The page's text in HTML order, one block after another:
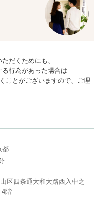
だくためにも、
行為があった場合は
ことがございますので、ご理
都
区四条通大和大路西入中之
4階